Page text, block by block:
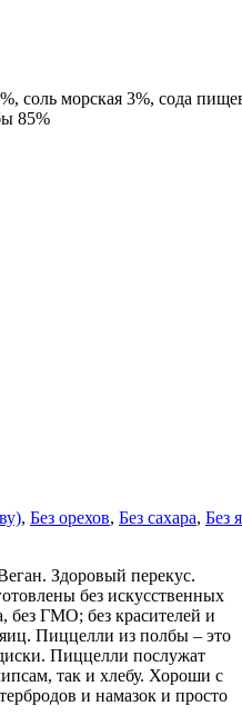
соль морская 3%, сода
85%
, Без орехов, Без сахара, Без
Здоровый перекус.
без искусственных
без ГМО; без красителей и
Пиццелли из полбы – это
Пиццелли послужат
так и хлебу. Хороши с
и намазок и просто